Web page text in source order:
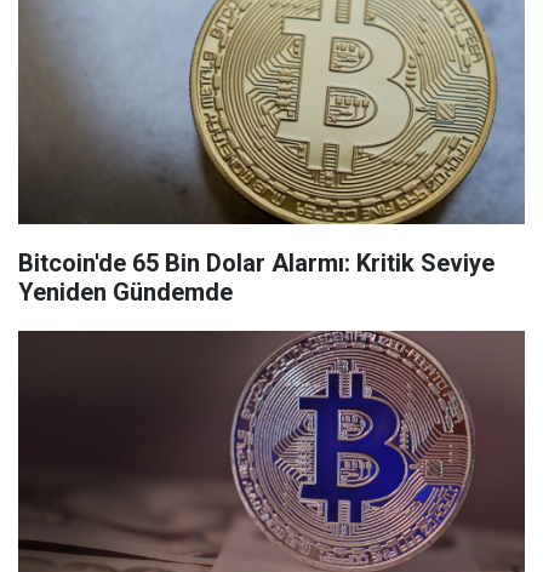
Bitcoin'de 65 Bin Dolar Alarmı: Kritik Seviye
Yeniden Gündemde